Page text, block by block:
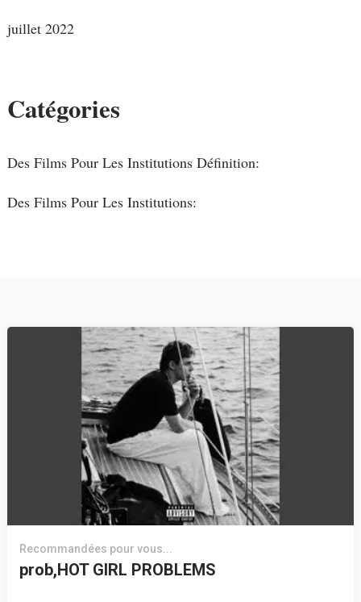
juillet 2022
Catégories
Des Films Pour Les Institutions Définition:
Des Films Pour Les Institutions:
Recommandées pour vous...
prob,HOT GIRL PROBLEMS